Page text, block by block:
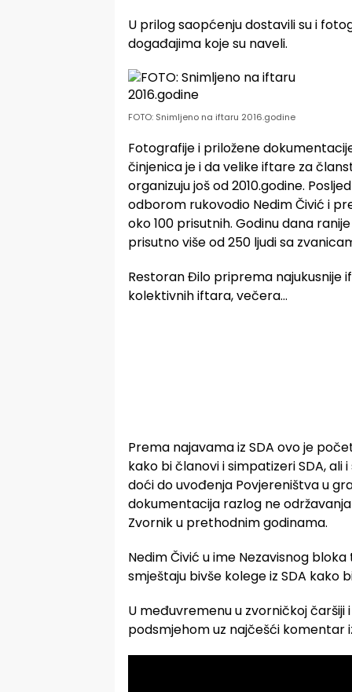
U prilog saopćenju dostavili su i
događajima koje su naveli.
FOTO: Snimljeno na iftaru 2016.godine
Fotografije i priložene
činjenica je i da velike iftare za
organizuju još od 2010.godine.
odborom rukovodio Nedim Čivić i
oko 100 prisutnih. Godinu dana
prisutno više od 250 ljudi sa
Restoran Đilo priprema najukusnije
kolektivnih iftara, večera…
Prema najavama iz SDA ovo je
kako bi članovi i simpatizeri SDA,
doći do uvođenja Povjereništva u
dokumentacija razlog ne
Zvornik u prethodnim godinama.
Nedim Čivić u ime Nezavisnog
smještaju bivše kolege iz SDA kako
U međuvremenu u zvorničkoj
podsmjehom uz najčešći komentar